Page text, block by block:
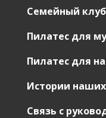
Семейный клуб
Пилатес для
Пилатес для
Истории наших
Связь с